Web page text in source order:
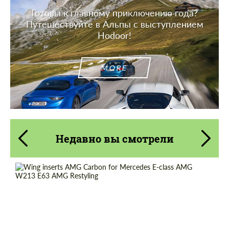
Готовы к главному приключению года?
Путешествуйте в Альпы с выступлением
Hodoor!
MORE
Недавно вы смотрели